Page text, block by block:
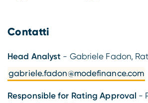
Contatti
Head Analyst - Gabriele Fadon,
gabriele.fadon@modefinance.com
Responsible for Rating Approval -